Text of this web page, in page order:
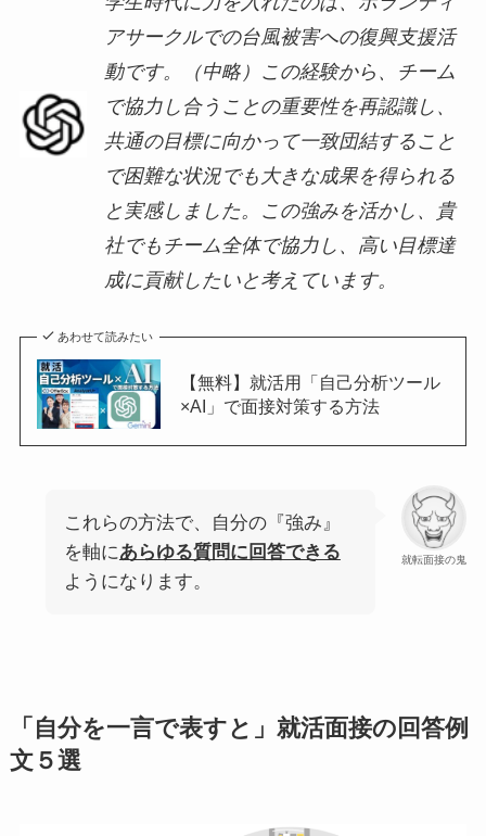
アサークルでの台風被害への復興支援活
動です。（中略）この経験から、チーム
で協力し合うことの重要性を再認識し、
共通の目標に向かって一致団結すること
で困難な状況でも大きな成果を得られる
と実感しました。この強みを活かし、貴
社でもチーム全体で協力し、高い目標達
成に貢献したいと考えています。
あわせて読みたい
【無料】就活用「自己分析ツール
×AI」で面接対策する方法
就転面接の鬼
これらの方法で、自分の『強み』
を軸にあらゆる質問に回答できる
ようになります。
「自分を一言で表すと」就活面接の回答例
文５選